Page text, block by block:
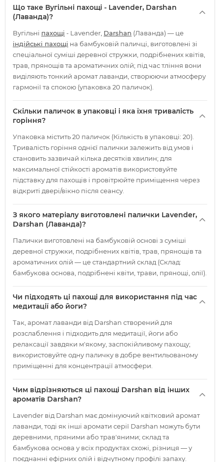
Що таке Вугільні пахощі - Lavender, Darshan
(Лаванда)?
Вугільні пахощі - Lavender, Darshan (Лаванда) — це
індійські пахощі на бамбуковій паличці, виготовлені зі
спеціальної суміші деревної стружки, подрібнених квітів,
трав, прянощів та ароматичних олій; під час тління вони
виділяють тонкий аромат лаванди, створюючи атмосферу
гармонії та спокою (упаковка 20 паличок).
Скільки паличок в упаковці і яка їхня тривалість
горіння?
Упаковка містить 20 паличок (Кількість в упаковці: 20).
Тривалість горіння однієї палички залежить від умов і
становить зазвичай кілька десятків хвилин; для
максимальної стійкості ароматів використовуйте
підставку для пахощів і провітрюйте приміщення через
відкриті двері/вікно після сеансу.
З якого матеріалу виготовлені палички Lavender,
Darshan (Лаванда)?
Палички виготовлені на бамбуковій основі з суміші
деревної стружки, подрібнених квітів, трав, прянощів та
ароматичних олій — це стандартний склад (Склад:
бамбукова основа, подрібнені квіти, трави, прянощі, олії).
Чи підходять ці пахощі для використання під час
медитації або йоги?
Так, аромат лаванди від Darshan створений для
розслаблення і підходить для медитації, йоги або
релаксації завдяки м'якому, заспокійливому пахощу;
використовуйте одну паличку в добре вентильованому
приміщенні для концентрації атмосфери.
Чим відрізняються ці пахощі Darshan від інших
ароматів Darshan?
Lavender від Darshan має домінуючий квітковий аромат
лаванди, тоді як інші аромати серії Darshan можуть бути
деревними, пряними або трав'яними; склад та
бамбукова основа у всіх продуктах схожі, різниця — у
поєднанні ефірних олій і відчутному профілі запаху.